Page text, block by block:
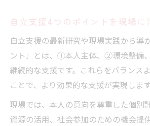
自立支援4つのポイントを現場に
自立支援の最新研究や現場実践から導
ント」とは、①本人主体、②環境整
継続的な支援です。これらをバランス
ことで、より効果的な支援が実現します
現場では、本人の意向を尊重した個別
資源の活用、社会参加のための機会提